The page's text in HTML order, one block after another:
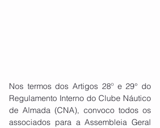
Nos termos dos Artigos 28º e 29° do
Regulamento Interno do Clube Náutico
de Almada (CNA), convoco todos os
associados para a Assembleia Geral